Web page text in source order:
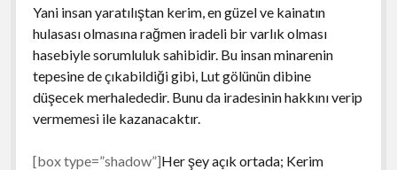
Yani insan yaratılıştan kerim, en güzel ve kainatın
hulasası olmasına rağmen iradeli bir varlık olması
hasebiyle sorumluluk sahibidir. Bu insan minarenin
tepesine de çıkabildiği gibi, Lut gölünün dibine
düşecek merhalededir. Bunu da iradesinin hakkını verip
vermemesi ile kazanacaktır.
[box type=”shadow”]Her şey açık ortada; Kerim